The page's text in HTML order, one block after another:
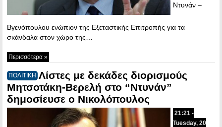
Ντυνάν –
Βγενόπουλου ενώπιον της Εξεταστικής Επιτροπής για τα
σκάνδαλα στον χώρο της…
Περισσότερα »
ΠΟΛΙΤΙΚΗ Λίστες με δεκάδες διορισμούς
Μητσοτάκη-Βερελή στο “Ντυνάν”
δημοσίευσε ο Νικολόπουλος
21:21 -
Tuesday, 20